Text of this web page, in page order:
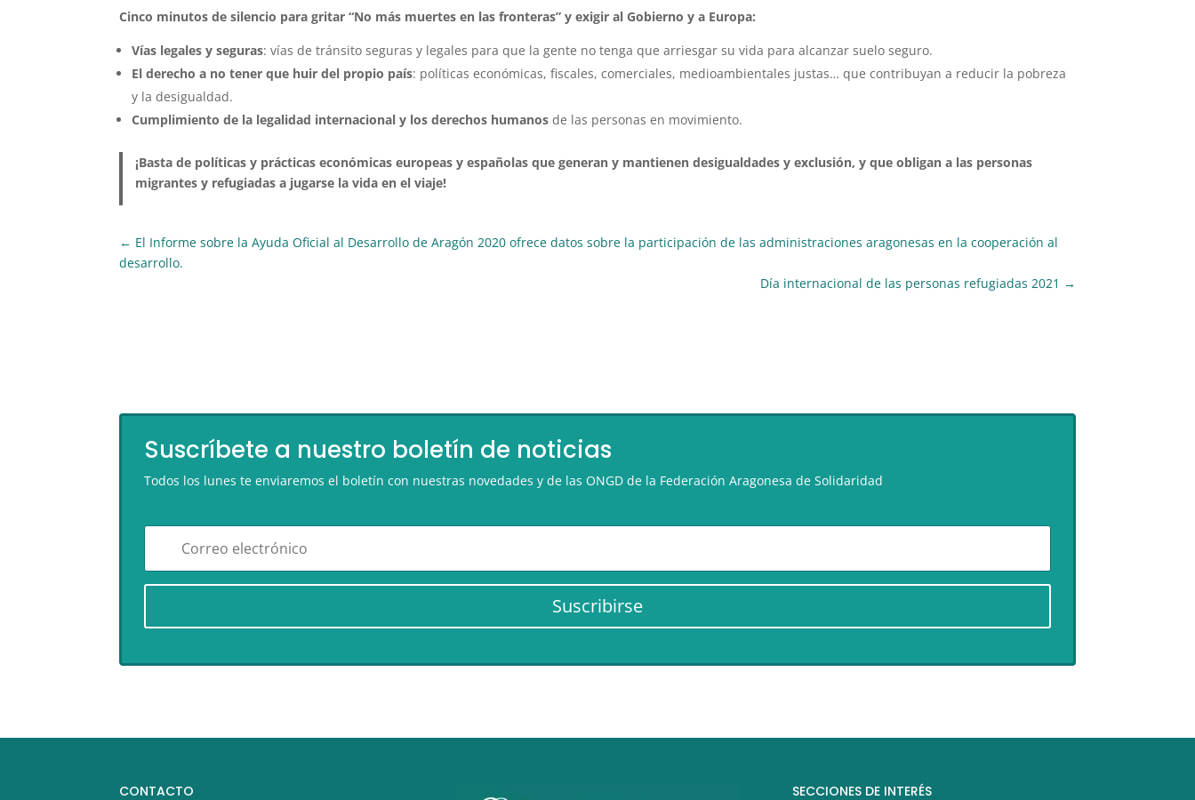
Cinco minutos de silencio para gritar “No más muertes en las fronteras” y exigir al Gobierno y a Europa:
Vías legales y seguras: vías de tránsito seguras y legales para que la gente no tenga que arriesgar su vida para alcanzar suelo seguro.
El derecho a no tener que huir del propio país: políticas económicas, fiscales, comerciales, medioambientales justas… que contribuyan a reducir la pobreza
y la desigualdad.
Cumplimiento de la legalidad internacional y los derechos humanos de las personas en movimiento.
¡Basta de políticas y prácticas económicas europeas y españolas que generan y mantienen desigualdades y exclusión, y que obligan a las personas
migrantes y refugiadas a jugarse la vida en el viaje!
← El Informe sobre la Ayuda Oficial al Desarrollo de Aragón 2020 ofrece datos sobre la participación de las administraciones aragonesas en la cooperación al
desarrollo.
Día internacional de las personas refugiadas 2021 →
Suscríbete a nuestro boletín de noticias
Todos los lunes te enviaremos el boletín con nuestras novedades y de las ONGD de la Federación Aragonesa de Solidaridad
Suscribirse
CONTACTO SECCIONES DE INTERÉS